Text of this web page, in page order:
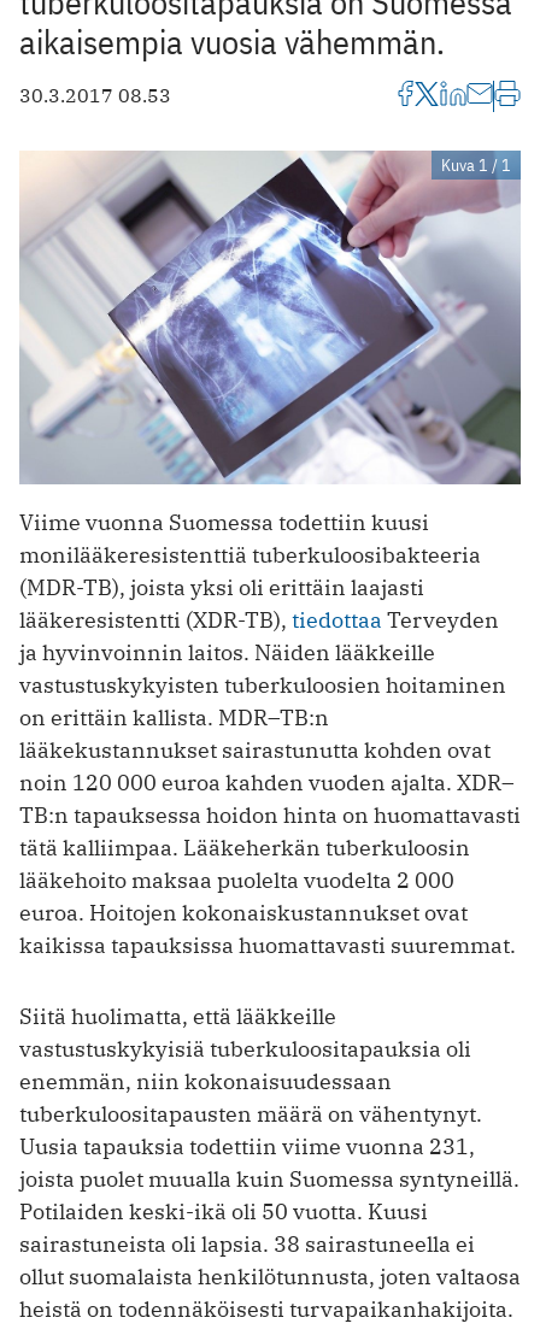
aikaisempia vuosia vähemmän.
30.3.2017 08.53
Kuva 1 / 1
Viime vuonna Suomessa todettiin kuusi
monilääkeresistenttiä tuberkuloosibakteeria
(MDR-TB), joista yksi oli erittäin laajasti
lääkeresistentti (XDR-TB), tiedottaa Terveyden
ja hyvinvoinnin laitos. Näiden lääkkeille
vastustuskykyisten tuberkuloosien hoitaminen
on erittäin kallista. MDR–TB:n
lääkekustannukset sairastunutta kohden ovat
noin 120 000 euroa kahden vuoden ajalta. XDR–
TB:n tapauksessa hoidon hinta on huomattavasti
tätä kalliimpaa. Lääkeherkän tuberkuloosin
lääkehoito maksaa puolelta vuodelta 2 000
euroa. Hoitojen kokonaiskustannukset ovat
kaikissa tapauksissa huomattavasti suuremmat.
Siitä huolimatta, että lääkkeille
vastustuskykyisiä tuberkuloositapauksia oli
enemmän, niin kokonaisuudessaan
tuberkuloositapausten määrä on vähentynyt.
Uusia tapauksia todettiin viime vuonna 231,
joista puolet muualla kuin Suomessa syntyneillä.
Potilaiden keski-ikä oli 50 vuotta. Kuusi
sairastuneista oli lapsia. 38 sairastuneella ei
ollut suomalaista henkilötunnusta, joten valtaosa
heistä on todennäköisesti turvapaikanhakijoita.